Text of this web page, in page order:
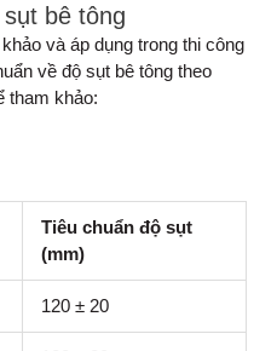
bê tông
và áp dụng trong thi công
về độ sụt bê tông theo
tham khảo:
Tiêu chuẩn độ sụt
(mm)
120 ± 20